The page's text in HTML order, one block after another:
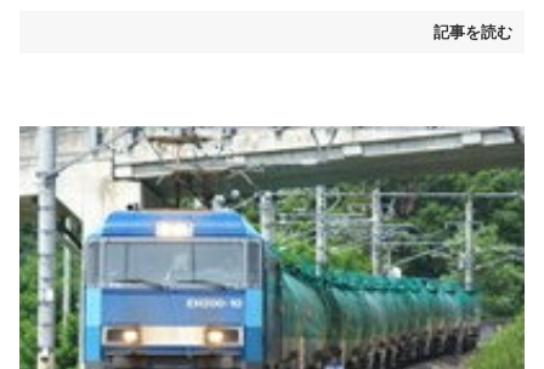
記事を読む